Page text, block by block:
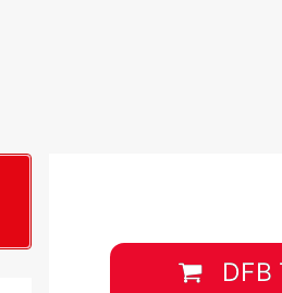
&
&
DFB